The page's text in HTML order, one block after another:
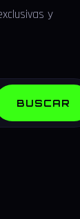
y
BUSCAR